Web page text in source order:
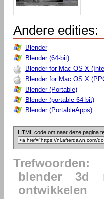
Andere edities:
Blender
Blender (64-bit)
Blender for Mac OS X
Blender for Mac OS X
Blender (Portable)
Blender (portable 64-bit)
Blender (PortableApps)
HTML code om naar deze pagina
Trefwoorden:
blender
3d
ontwikkelen